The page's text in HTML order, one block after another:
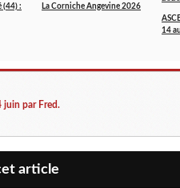
(44) :
La Corniche Angevine 2026
14
juin par Fred.
article